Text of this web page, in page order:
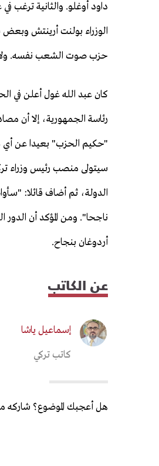
داود أوغلو. والثانية ترغب
الوزراء بولنت أرينتش
حزب صوت الشعب نفسه. ولا
كان عبد الله غول أعلن في
رئاسة الجمهورية، إلا أن
"حكيم الحزب" بعيدا عن أي
سيتولى منصب رئيس وزراء
الدولة، ثم أضاف قائلا:
ناجحا". ومن المؤكد أن الدور
أردوغان بنجاح.
عن الكاتب
إسماعيل ياشا
كاتب تركي
هل أعجبك الموضوع؟ شاركه